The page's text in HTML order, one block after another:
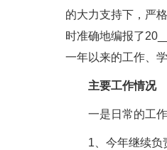
的大力支持下，严
时准确地编报了
一年以来的工作、
主要工作情况
一是日常的工作
1、今年继续负责